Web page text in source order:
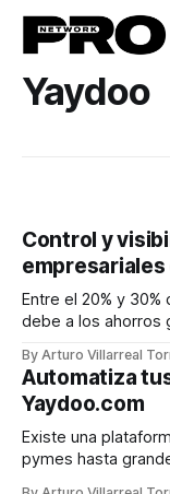
Yaydoo
Control y
empresariales
Entre el 20% y
debe a los ahorros
By Arturo Villarreal
Automatiza
Yaydoo.com
Existe una
pymes hasta